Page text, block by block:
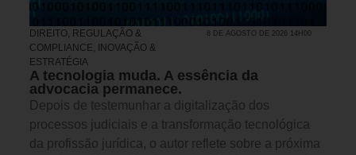
DIREITO, REGULAÇÃO &
COMPLIANCE,
INOVAÇÃO &
ESTRATÉGIA
8 DE AGOSTO DE 2026 14H00
A tecnologia muda. A essência da
advocacia permanece.
Depois de testemunhar a digitalização dos
processos judiciais e a transformação tecnológica
da profissão jurídica, o autor reflete sobre a próxima